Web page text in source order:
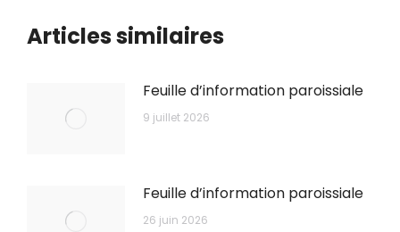
Articles similaires
Feuille d’information paroissiale
9 juillet 2026
Feuille d’information paroissiale
26 juin 2026